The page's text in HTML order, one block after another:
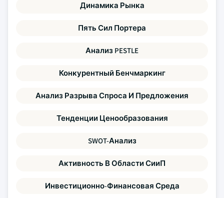
Динамика Рынка
Пять Сил Портера
Анализ PESTLE
Конкурентный Бенчмаркинг
Анализ Разрыва Спроса И Предложения
Тенденции Ценообразования
SWOT-Анализ
Активность В Области СииП
Инвестиционно-Финансовая Среда